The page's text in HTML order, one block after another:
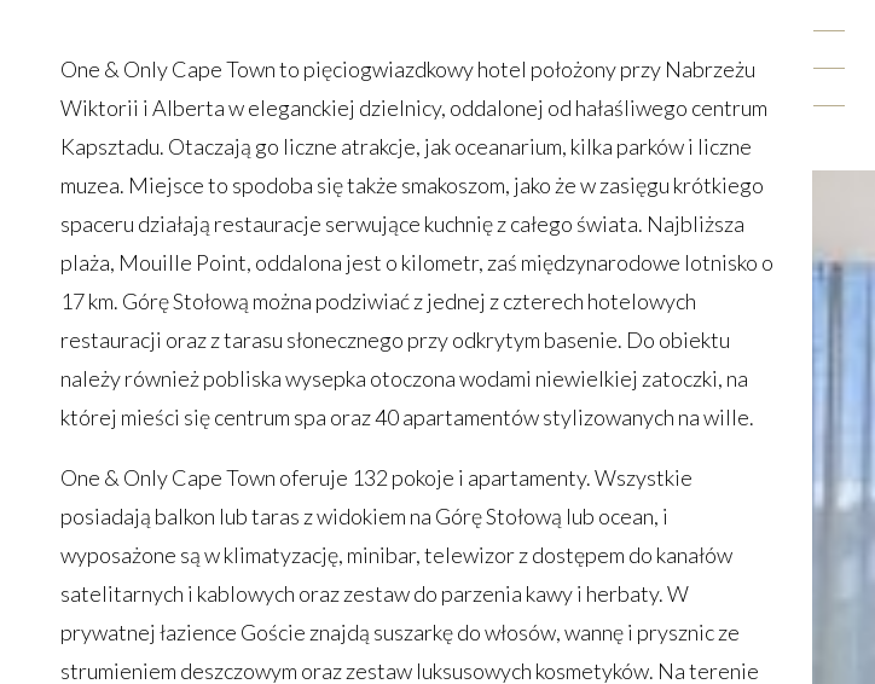
One & Only Cape Town to pięciogwiazdkowy hotel położony przy Nabrzeżu
Wiktorii i Alberta w eleganckiej dzielnicy, oddalonej od hałaśliwego centrum
Kapsztadu. Otaczają go liczne atrakcje, jak oceanarium, kilka parków i liczne
muzea. Miejsce to spodoba się także smakoszom, jako że w zasięgu krótkiego
spaceru działają restauracje serwujące kuchnię z całego świata. Najbliższa
plaża, Mouille Point, oddalona jest o kilometr, zaś międzynarodowe lotnisko o
17 km. Górę Stołową można podziwiać z jednej z czterech hotelowych
restauracji oraz z tarasu słonecznego przy odkrytym basenie. Do obiektu
należy również pobliska wysepka otoczona wodami niewielkiej zatoczki, na
której mieści się centrum spa oraz 40 apartamentów stylizowanych na wille.
One & Only Cape Town oferuje 132 pokoje i apartamenty. Wszystkie
posiadają balkon lub taras z widokiem na Górę Stołową lub ocean, i
wyposażone są w klimatyzację, minibar, telewizor z dostępem do kanałów
satelitarnych i kablowych oraz zestaw do parzenia kawy i herbaty. W
prywatnej łazience Goście znajdą suszarkę do włosów, wannę i prysznic ze
strumieniem deszczowym oraz zestaw luksusowych kosmetyków. Na terenie